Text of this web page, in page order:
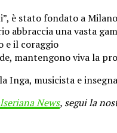
è stato fondato a
abbraccia una vasta
e il coraggio
mantengono viva la
Inga, musicista e
News, segui la